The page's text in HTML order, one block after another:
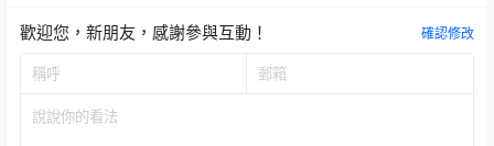
歡迎您，新朋友，感謝參與互動！ 確認修改